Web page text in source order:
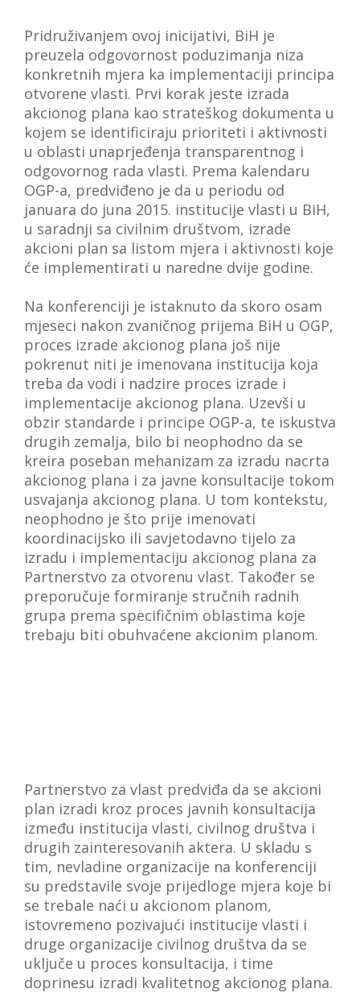
Pridruživanjem ovoj inicijativi, BiH je
preuzela odgovornost poduzimanja niza
konkretnih mjera ka implementaciji principa
otvorene vlasti. Prvi korak jeste izrada
akcionog plana kao strateškog dokumenta u
kojem se identificiraju prioriteti i aktivnosti
u oblasti unaprjeđenja transparentnog i
odgovornog rada vlasti. Prema kalendaru
OGP-a, predviđeno je da u periodu od
januara do juna 2015. institucije vlasti u BiH,
u saradnji sa civilnim društvom, izrade
akcioni plan sa listom mjera i aktivnosti koje
će implementirati u naredne dvije godine.
Na konferenciji je istaknuto da skoro osam
mjeseci nakon zvaničnog prijema BiH u OGP,
proces izrade akcionog plana još nije
pokrenut niti je imenovana institucija koja
treba da vodi i nadzire proces izrade i
implementacije akcionog plana. Uzevši u
obzir standarde i principe OGP-a, te iskustva
drugih zemalja, bilo bi neophodno da se
kreira poseban mehanizam za izradu nacrta
akcionog plana i za javne konsultacije tokom
usvajanja akcionog plana. U tom kontekstu,
neophodno je što prije imenovati
koordinacijsko ili savjetodavno tijelo za
izradu i implementaciju akcionog plana za
Partnerstvo za otvorenu vlast. Također se
preporučuje formiranje stručnih radnih
grupa prema specifičnim oblastima koje
trebaju biti obuhvaćene akcionim planom.
Partnerstvo za vlast predviđa da se akcioni
plan izradi kroz proces javnih konsultacija
između institucija vlasti, civilnog društva i
drugih zainteresovanih aktera. U skladu s
tim, nevladine organizacije na konferenciji
su predstavile svoje prijedloge mjera koje bi
se trebale naći u akcionom planom,
istovremeno pozivajući institucije vlasti i
druge organizacije civilnog društva da se
uključe u proces konsultacija, i time
doprinesu izradi kvalitetnog akcionog plana.